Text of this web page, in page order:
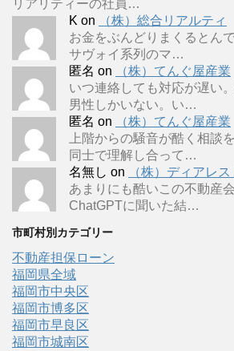
リアリティーの社員…
K on
（株）総合リアルティ
お金をぶんどりまくるとん
サヴォイ系列のマ…
匿名 on
（株）てんぐ屋産業
いつ連絡しても対応が遅い
男性しかいない。い…
匿名 on
（株）てんぐ屋産業
上階からの騒音が酷く相談
同士で理解し合って…
名無し on
（株）ディアレス
あまりにも酷いこの不動産
ChatGPTに聞いた結…
市町村別カテゴリー
不動産担保ローン
福岡県全域
福岡市中央区
福岡市博多区
福岡市早良区
福岡市城南区